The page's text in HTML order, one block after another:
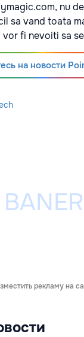
nu
sa vand toata
fi nevoiti sa
на новости
рекламу на